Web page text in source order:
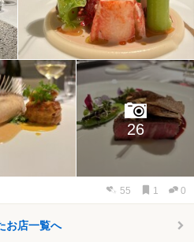
26
55 1 0
お店一覧へ